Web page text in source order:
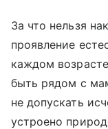
За что нельзя
проявление
каждом
быть рядом с
не допускать
устроено